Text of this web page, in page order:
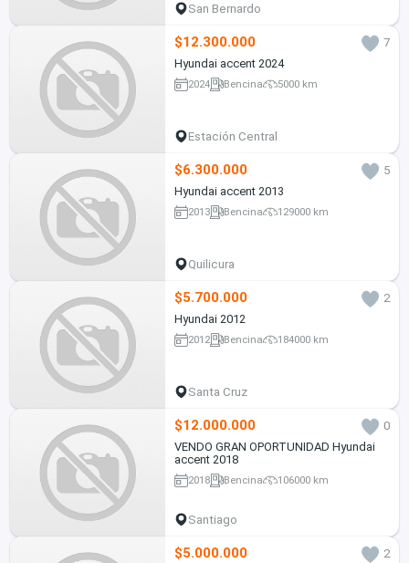
San Bernardo
$12.300.000
7
Hyundai accent 2024
2024 Bencina 5000 km
Estación Central
$6.300.000
5
Hyundai accent 2013
2013 Bencina 129000 km
Quilicura
$5.700.000
2
Hyundai 2012
2012 Bencina 184000 km
Santa Cruz
$12.000.000
0
VENDO GRAN OPORTUNIDAD Hyundai
accent 2018
2018 Bencina 106000 km
Santiago
$5.000.000
2